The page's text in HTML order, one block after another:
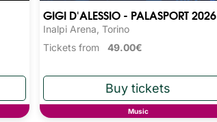
GIGI D'ALESSIO - PALASPORT 2026
Inalpi Arena, Torino
Tickets from 49.00€
Music